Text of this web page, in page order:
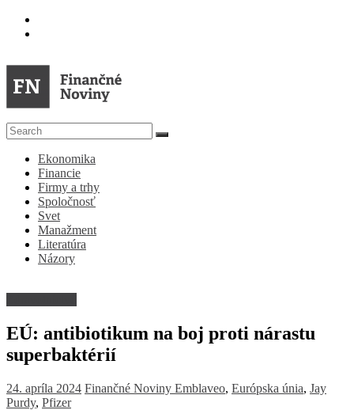
Skip
FN
Finančné
Noviny
Denník
ekonomike
spoločnosti
Ekonomika
Financie
Firmy a trhy
Spoločnosť
Svet
Manažment
Literatúra
Názory
EÚ: antibiotikum na boj proti nárastu
superbaktérií
24. apríla 2024 Finančné Noviny Emblaveo, Európska únia, Jay
Purdy, Pfizer